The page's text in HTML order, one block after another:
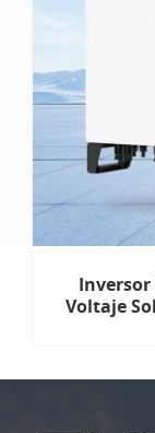
Inversor
Voltaje